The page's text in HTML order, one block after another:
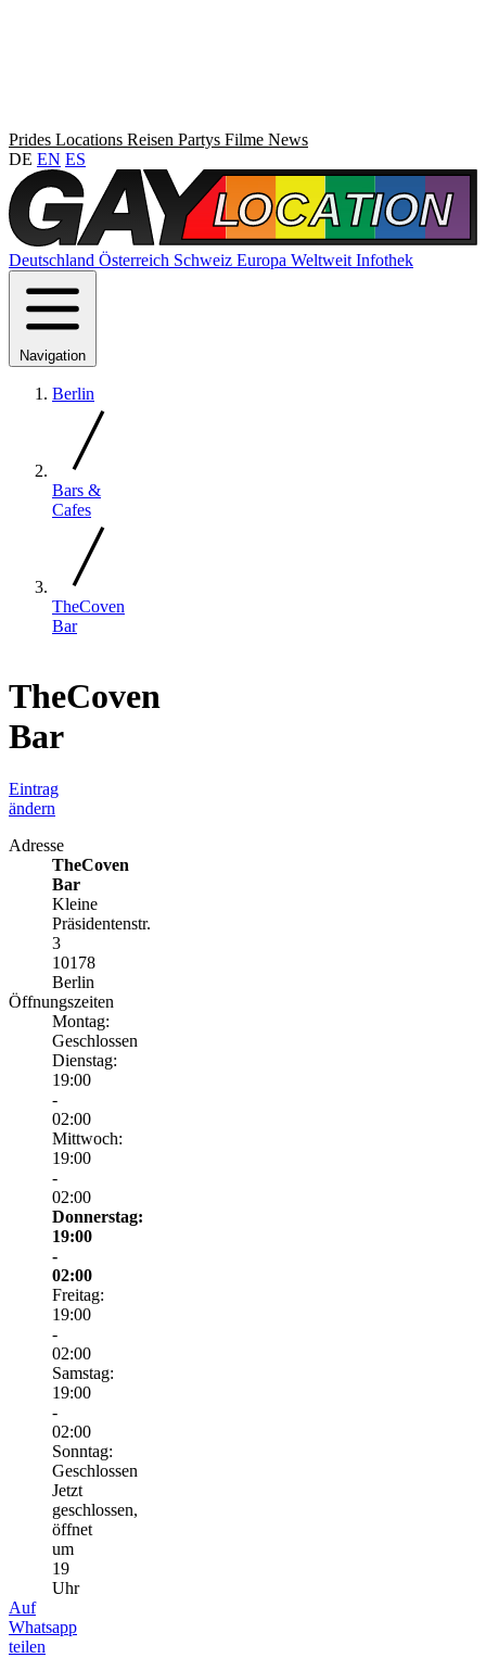
Prides Locations Reisen Partys Filme News
DE EN ES
Deutschland Österreich Schweiz Europa Weltweit Infothek
Navigation
Berlin
Bars &
Cafes
TheCoven
Bar
TheCoven
Bar
Eintrag
ändern
Adresse
TheCoven
Bar
Kleine
Präsidentenstr.
3
10178
Berlin
Öffnungszeiten
Montag:
Geschlossen
Dienstag:
19:00
-
02:00
Mittwoch:
19:00
-
02:00
Donnerstag:
19:00
-
02:00
Freitag:
19:00
-
02:00
Samstag:
19:00
-
02:00
Sonntag:
Geschlossen
Jetzt
geschlossen,
öffnet
um
19
Uhr
Auf
Whatsapp
teilen